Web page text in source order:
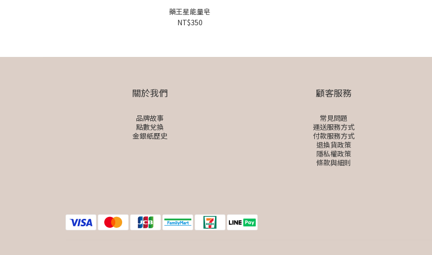
藥王星能量皂
NT$350
關於我們
品牌故事
點數兌換
金銀紙歷史
顧客服務
常見問題
運送服務方式
付款服務方式
退換貨政策
隱私權政策
條款與細則